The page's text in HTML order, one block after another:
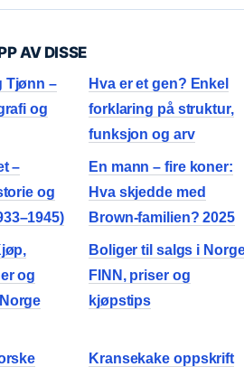
AV DISSE
Tjønn –
og
Hva er et gen? Enkel
forklaring på struktur,
funksjon og arv
–
og
En mann – fire koner:
Hva skjedde med
Brown-familien? 2025
og
Boliger til salgs i
FINN, priser og
kjøpstips
Kransekake oppskrift